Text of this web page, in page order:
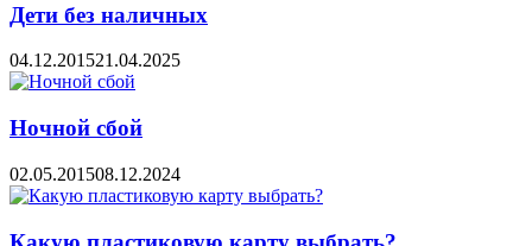
Дети без наличных
04.12.201521.04.2025
Ночной сбой
02.05.201508.12.2024